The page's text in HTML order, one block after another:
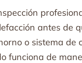
antes de
o sistema de
funciona de